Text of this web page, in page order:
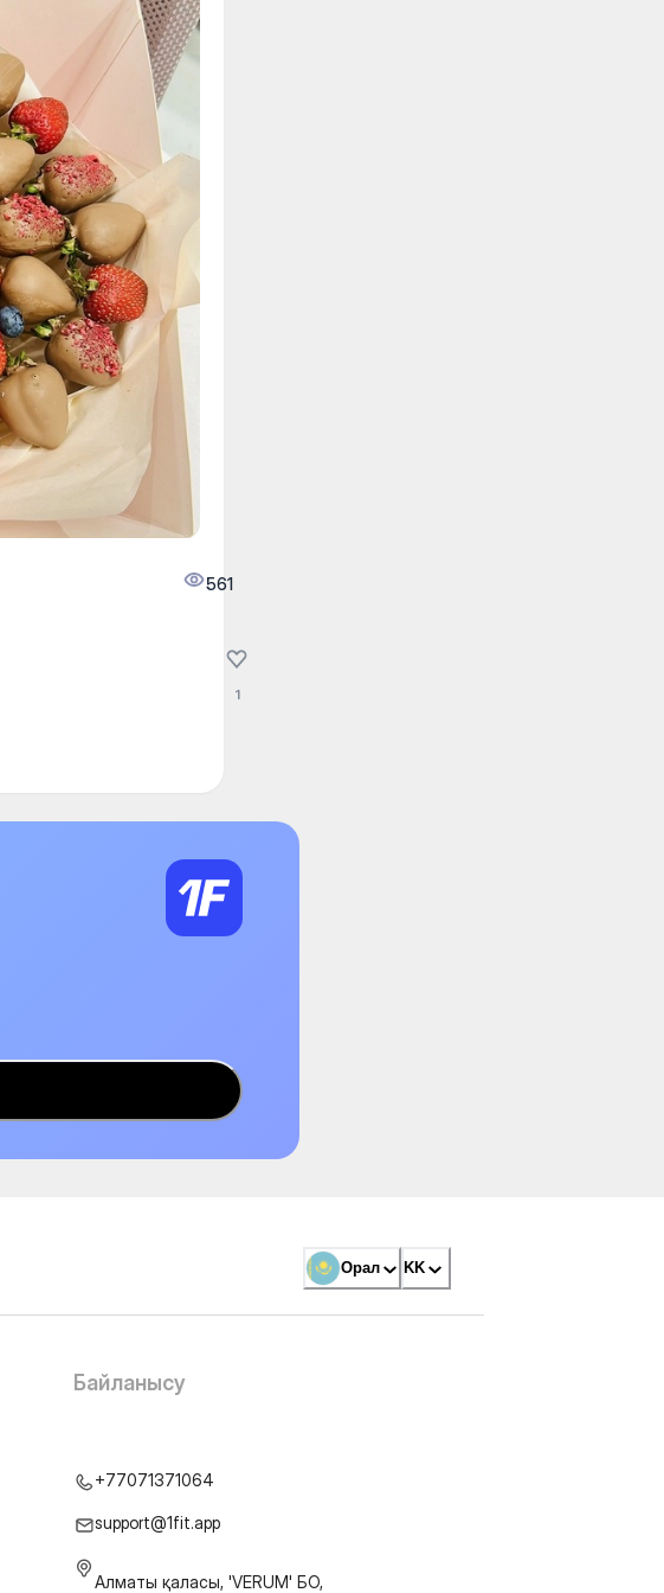
561
1
Орал KK
Байланысу
+77071371064
support@1fit.app
Алматы қаласы, 'VERUM' БО,